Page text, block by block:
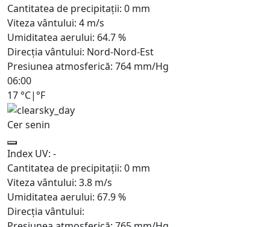
Cantitatea de precipitații: 0 mm
Viteza vântului: 4 m/s
Umiditatea aerului: 64.7%
Direcția vântului: Nord-Nord-Est
Presiunea atmosferică: 764 mm/Hg
06:00
17 °C| °F
Cer senin
Index UV: -
Cantitatea de precipitații: 0 mm
Viteza vântului: 3.8 m/s
Umiditatea aerului: 67.9%
Direcția vântului: